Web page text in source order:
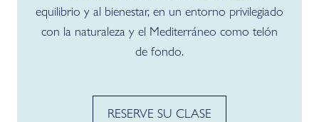
equilibrio y al bienestar, en un entorno privilegiado
con la naturaleza y el Mediterráneo como telón
de fondo.
RESERVE SU CLASE